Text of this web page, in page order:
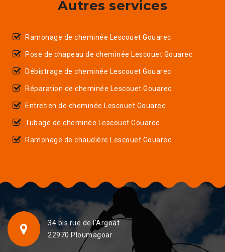
Autres services
Ramonage de cheminée Lescouet Gouarec
Pose de chapeau de cheminée Lescouet Gouarec
Débistrage de cheminée Lescouet Gouarec
Réparation de cheminée Lescouet Gouarec
Entretien de cheminée Lescouet Gouarec
Tubage de cheminée Lescouet Gouarec
Ramonage de chaudière Lescouet Gouarec
34 bis rue de l'Argoat
22970 Ploumagoar